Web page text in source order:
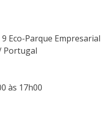
Eco-Parque Empresarial
Portugal
às 17h00